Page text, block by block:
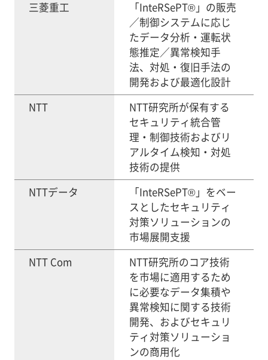
三菱重工
「InteRSePT®」の販売
／制御システムに応じ
たデータ分析・運転状
態推定／異常検知手
法、対処・復旧手法の
開発および最適化設計
NTT
NTT研究所が保有する
セキュリティ統合管
理・制御技術およびリ
アルタイム検知・対処
技術の提供
NTTデータ
「InteRSePT®」をベー
スとしたセキュリティ
対策ソリューションの
市場展開支援
NTT Com
NTT研究所のコア技術
を市場に適用するため
に必要なデータ集積や
異常検知に関する技術
開発、およびセキュリ
ティ対策ソリューショ
ンの商用化